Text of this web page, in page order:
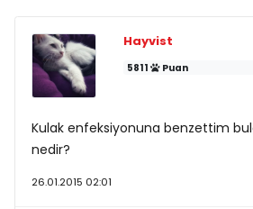
Hayvist
5811 Puan
Kulak enfeksiyonuna benzettim
nedir?
26.01.2015 02:01